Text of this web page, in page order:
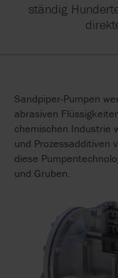
ständig
Sandpiper-Pumpen
abrasiven
chemischen Industrie
und Prozessadditiven
diese
und Gruben.